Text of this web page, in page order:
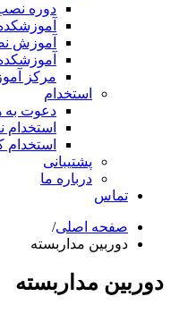
دوره
آموزش
مرکز
استخدام
دعوت به
پشتیبانی
درباره ما
تماس
صفحه اصلی/
دوربین مداربسته
دوربین مداربسته